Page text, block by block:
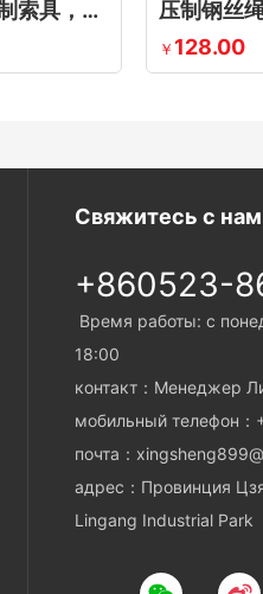
压制钢丝绳套，钢丝绳压制索具，压制钢丝绳吊索具，铝合金压制钢丝绳
￥ 128.00
Свяжитесь с
+860523-
Время работы: с
18:00
контакт：Менеджер
мобильный телефон
почта：
адрес：Провинция
Lingang Industrial Park